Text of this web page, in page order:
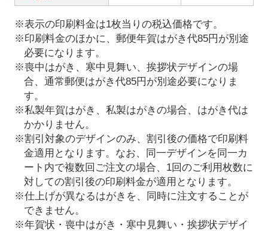
※表示の印刷料金は1枚当りの税込価格です。
※印刷料金のほかに、郵便年賀はがき代85円が別途
必要になります。
※喪中はがき、寒中見舞い、挨拶状デザインの場
合、通常郵便はがき代85円が別途必要になりま
す。
※私製年賀はがき、私製はがきの場合、はがき代は
かかりません。
※割引対象のデザインのみ、割引後の価格で印刷料
金適用となります。なお、同一デザインを同一カ
ート内で複数回ご注文の場合、1回のご利用枚数に
対しての割引後の印刷料金が適用となります。
※仕上げが異なるはがきを、同時に注文することが
できません。
※年賀状・喪中はがき・寒中見舞い・挨拶状デザイ